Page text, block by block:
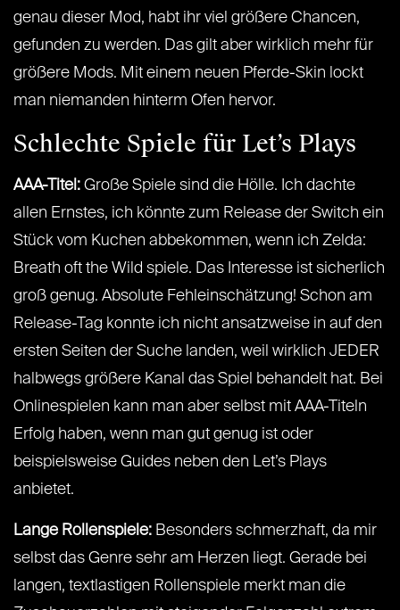
genau dieser Mod, habt ihr viel größere Chancen,
gefunden zu werden. Das gilt aber wirklich mehr für
größere Mods. Mit einem neuen Pferde-Skin lockt
man niemanden hinterm Ofen hervor.
Schlechte Spiele für Let’s Plays
AAA-Titel: Große Spiele sind die Hölle. Ich dachte
allen Ernstes, ich könnte zum Release der Switch ein
Stück vom Kuchen abbekommen, wenn ich Zelda:
Breath oft the Wild spiele. Das Interesse ist sicherlich
groß genug. Absolute Fehleinschätzung! Schon am
Release-Tag konnte ich nicht ansatzweise in auf den
ersten Seiten der Suche landen, weil wirklich JEDER
halbwegs größere Kanal das Spiel behandelt hat. Bei
Onlinespielen kann man aber selbst mit AAA-Titeln
Erfolg haben, wenn man gut genug ist oder
beispielsweise Guides neben den Let’s Plays
anbietet.
Lange Rollenspiele: Besonders schmerzhaft, da mir
selbst das Genre sehr am Herzen liegt. Gerade bei
langen, textlastigen Rollenspiele merkt man die